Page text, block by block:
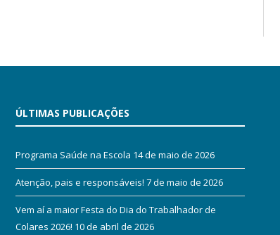
ÚLTIMAS PUBLICAÇÕES
Programa Saúde na Escola 14 de maio de 2026
Atenção, pais e responsáveis! 7 de maio de 2026
Vem aí a maior Festa do Dia do Trabalhador de
Colares 2026! 10 de abril de 2026